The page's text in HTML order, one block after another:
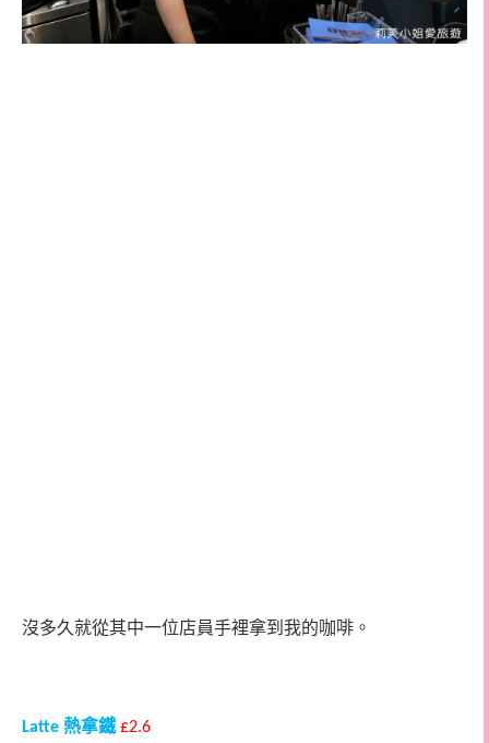
沒多久就從其中一位店員手裡拿到我的咖啡。
Latte 熱拿鐵£2.6